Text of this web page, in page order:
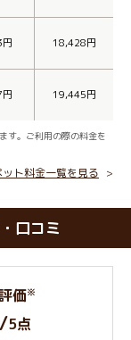
18,428円
19,445円
。ご利用の際の料金を
ト料金一覧を見る
口コミ
価※
/5点